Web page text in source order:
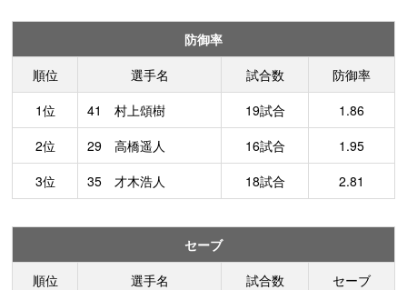
防御率
順位
選手名 試合数
防御率
1位
41 村上頌樹 19試合
1.86
2位
29 高橋遥人 16試合
1.95
3位
35 才木浩人 18試合 2.81
セーブ
順位
選手名 試合数
セーブ